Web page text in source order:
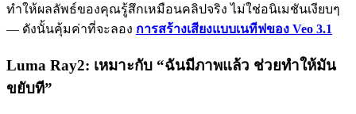
ทำให้ผลลัพธ์ของคุณรู้สึกเหมือนคลิปจริง ไม่ใช่อนิเมชันเงียบๆ
— ดังนั้นคุ้มค่าที่จะลอง การสร้างเสียงแบบเนทีฟของ Veo 3.1
Luma Ray2: เหมาะกับ “ฉันมีภาพแล้ว ช่วยทำให้มัน
ขยับที”